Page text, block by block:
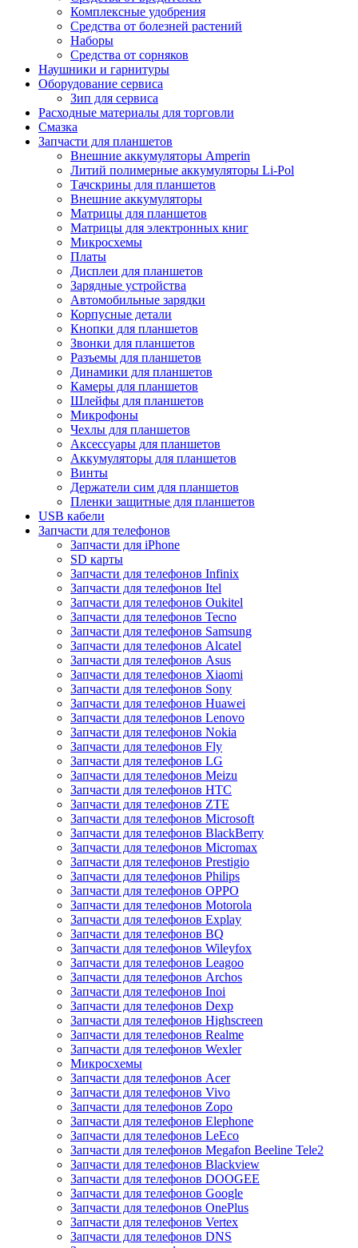
Комплексные удобрения
Средства от болезней растений
Наборы
Средства от сорняков
Наушники и гарнитуры
Оборудование сервиса
Зип для сервиса
Расходные материалы для торговли
Смазка
Запчасти для планшетов
Внешние аккумуляторы Amperin
Литий полимерные аккумуляторы Li-Pol
Тачскрины для планшетов
Внешние аккумуляторы
Матрицы для планшетов
Матрицы для электронных книг
Микросхемы
Платы
Дисплеи для планшетов
Зарядные устройства
Автомобильные зарядки
Корпусные детали
Кнопки для планшетов
Звонки для планшетов
Разъемы для планшетов
Динамики для планшетов
Камеры для планшетов
Шлейфы для планшетов
Микрофоны
Чехлы для планшетов
Аксессуары для планшетов
Аккумуляторы для планшетов
Винты
Держатели сим для планшетов
Пленки защитные для планшетов
USB кабели
Запчасти для телефонов
Запчасти для iPhone
SD карты
Запчасти для телефонов Infinix
Запчасти для телефонов Itel
Запчасти для телефонов Oukitel
Запчасти для телефонов Tecno
Запчасти для телефонов Samsung
Запчасти для телефонов Alcatel
Запчасти для телефонов Asus
Запчасти для телефонов Xiaomi
Запчасти для телефонов Sony
Запчасти для телефонов Huawei
Запчасти для телефонов Lenovo
Запчасти для телефонов Nokia
Запчасти для телефонов Fly
Запчасти для телефонов LG
Запчасти для телефонов Meizu
Запчасти для телефонов HTC
Запчасти для телефонов ZTE
Запчасти для телефонов Microsoft
Запчасти для телефонов BlackBerry
Запчасти для телефонов Micromax
Запчасти для телефонов Prestigio
Запчасти для телефонов Philips
Запчасти для телефонов OPPO
Запчасти для телефонов Motorola
Запчасти для телефонов Explay
Запчасти для телефонов BQ
Запчасти для телефонов Wileyfox
Запчасти для телефонов Leagoo
Запчасти для телефонов Archos
Запчасти для телефонов Inoi
Запчасти для телефонов Dexp
Запчасти для телефонов Highscreen
Запчасти для телефонов Realme
Запчасти для телефонов Wexler
Микросхемы
Запчасти для телефонов Acer
Запчасти для телефонов Vivo
Запчасти для телефонов Zopo
Запчасти для телефонов Elephone
Запчасти для телефонов LeEco
Запчасти для телефонов Megafon Beeline Tele2
Запчасти для телефонов Blackview
Запчасти для телефонов DOOGEE
Запчасти для телефонов Google
Запчасти для телефонов OnePlus
Запчасти для телефонов Vertex
Запчасти для телефонов DNS